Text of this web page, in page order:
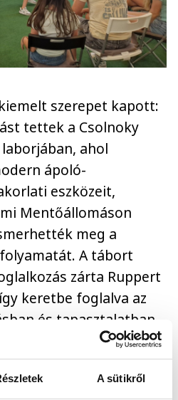
A sütikről
szerepet kapott:
tettek a Csolnoky
ahol
ápoló-
eszközeit,
Mentőállomáson
meg a
A tábort
zárta Ruppert
keretbe foglalva az
és tapasztalatban
Pápán is